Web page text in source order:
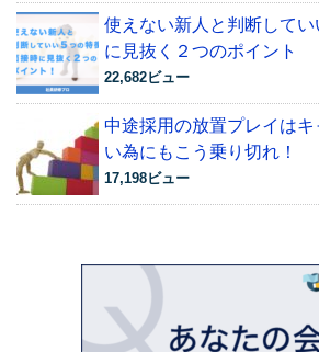
使えない新人と判断して
に見抜く２つのポイント
22,682ビュー
中途採用の放置プレイは
い為にもこう乗り切れ！
17,198ビュー